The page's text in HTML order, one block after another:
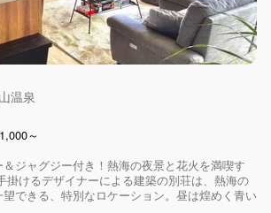
温泉
～
ジャグジー付き！熱海の夜景と花火を満喫す
掛けるデザイナーによる建築の別荘は、熱海の
できる、特別なロケーション。昼は煌めく青い